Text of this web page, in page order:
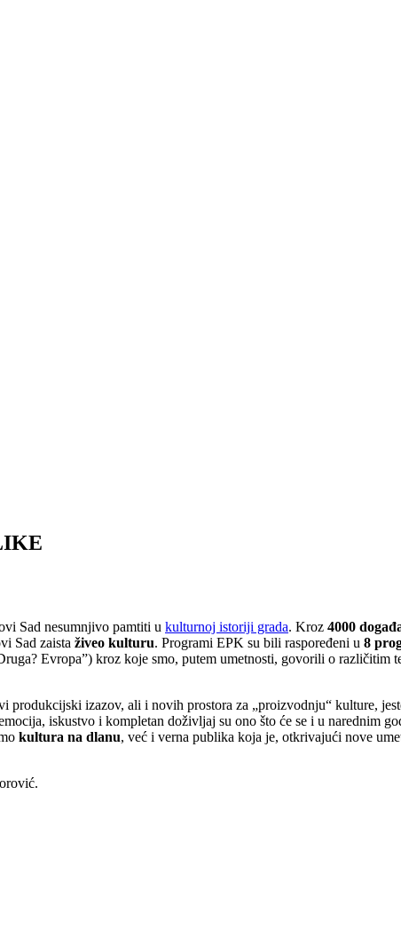
Sad nesumnjivo pamtiti u kulturnoj istoriji grada. Kroz 4000
Sad zaista živeo kulturu. Programi EPK su bili raspoređeni u 8
Evropa”) kroz koje smo, putem umetnosti, govorili o različitim
produkcijski izazov, ali i novih prostora za „proizvodnju“ kulture,
iskustvo i kompletan doživljaj su ono što će se i u narednim
kultura na dlanu, već i verna publika koja je, otkrivajući nove